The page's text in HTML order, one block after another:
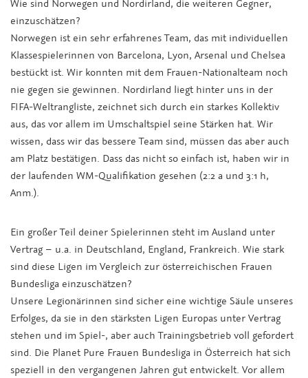
Wie sind Norwegen und Nordirland, die weiteren Gegner,
einzuschätzen?
Norwegen ist ein sehr erfahrenes Team, das mit individuellen
Klassespielerinnen von Barcelona, Lyon, Arsenal und Chelsea
bestückt ist. Wir konnten mit dem Frauen-Nationalteam noch
nie gegen sie gewinnen. Nordirland liegt hinter uns in der
FIFA-Weltrangliste, zeichnet sich durch ein starkes Kollektiv
aus, das vor allem im Umschaltspiel seine Stärken hat. Wir
wissen, dass wir das bessere Team sind, müssen das aber auch
am Platz bestätigen. Dass das nicht so einfach ist, haben wir in
der laufenden WM-Qualifikation gesehen (2:2 a und 3:1 h,
Anm.).
Ein großer Teil deiner Spielerinnen steht im Ausland unter
Vertrag – u.a. in Deutschland, England, Frankreich. Wie stark
sind diese Ligen im Vergleich zur österreichischen Frauen
Bundesliga einzuschätzen?
Unsere Legionärinnen sind sicher eine wichtige Säule unseres
Erfolges, da sie in den stärksten Ligen Europas unter Vertrag
stehen und im Spiel-, aber auch Trainingsbetrieb voll gefordert
sind. Die Planet Pure Frauen Bundesliga in Österreich hat sich
speziell in den vergangenen Jahren gut entwickelt. Vor allem